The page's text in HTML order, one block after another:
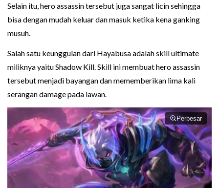
Selain itu, hero assassin tersebut juga sangat licin sehingga
bisa dengan mudah keluar dan masuk ketika kena ganking
musuh.
Salah satu keunggulan dari Hayabusa adalah skill ultimate
miliknya yaitu Shadow Kill. Skill ini membuat hero assassin
tersebut menjadi bayangan dan mememberikan lima kali
serangan damage pada lawan.
Perbesar